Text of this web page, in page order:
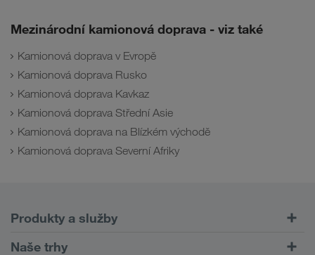
Mezinárodní kamionová doprava - viz také
Kamionová doprava v Evropě
Kamionová doprava Rusko
Kamionová doprava Kavkaz
Kamionová doprava Střední Asie
Kamionová doprava na Blízkém východě
Kamionová doprava Severní Afriky
Produkty a služby
Silniční doprava
Naše trhy